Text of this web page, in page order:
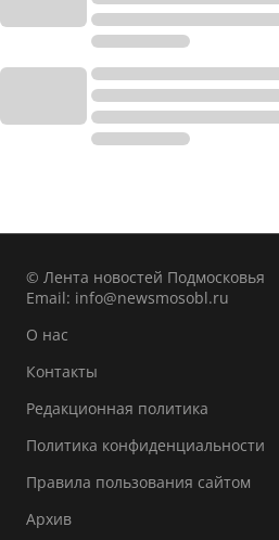
© Лента новостей Подмосковья
Email: info@newsmosobl.ru
О нас
Контакты
Редакционная политика
Политика конфиденциальности
Правила пользования сайтом
Архив